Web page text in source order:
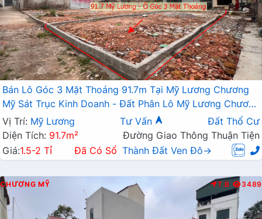
Bán Lô Góc 3 Mặt Thoáng 91.7m Tại Mỹ Lương Chương
Mỹ Sát Trục Kinh Doanh - Đất Phân Lô Mỹ Lương Chương
Mỹ
Vị Trí: Mỹ Lương Tư Vấn
Đất Thổ Cư
Diện Tích: 91.7m²
Đường Giao Thông Thuận Tiện
Giá:1.5-2 Tỉ Đã Có Sổ Thành Đất Ven Đô→
CHƯƠNG MỸ T.B 3489